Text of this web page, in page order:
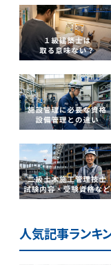
人気記事ランキ